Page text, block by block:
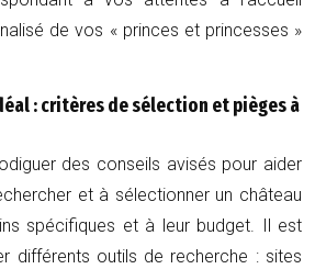
de vos « princes et princesses »
: critères de sélection et pièges à
des conseils avisés pour aider
et à sélectionner un château
spécifiques et à leur budget. Il est
différents outils de recherche : sites